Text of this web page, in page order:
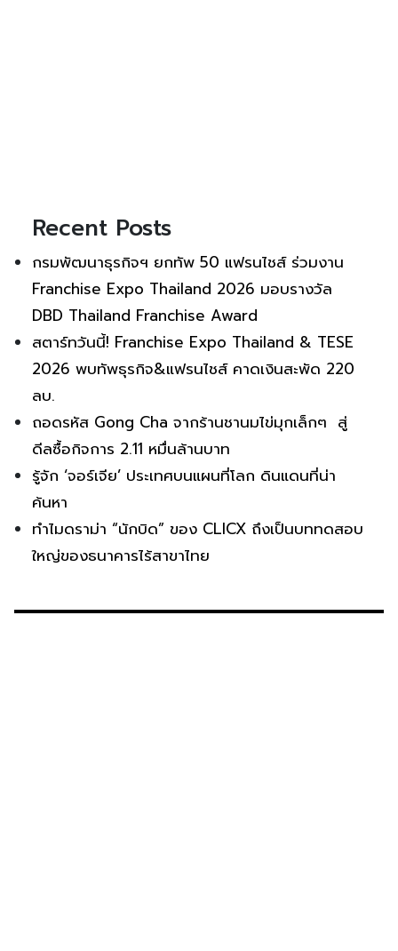
Recent Posts
กรมพัฒนาธุรกิจฯ ยกทัพ 50 แฟรนไชส์ ร่วมงาน
Franchise Expo Thailand 2026 มอบรางวัล
DBD Thailand Franchise Award
สตาร์ทวันนี้! Franchise Expo Thailand & TESE
2026 พบทัพธุรกิจ&แฟรนไชส์ คาดเงินสะพัด 220
ลบ.
ถอดรหัส Gong Cha จากร้านชานมไข่มุกเล็กๆ สู่
ดีลซื้อกิจการ 2.11 หมื่นล้านบาท
รู้จัก ‘จอร์เจีย’ ประเทศบนแผนที่โลก ดินแดนที่น่า
ค้นหา
ทำไมดราม่า “นักบิด” ของ CLICX ถึงเป็นบททดสอบ
ใหญ่ของธนาคารไร้สาขาไทย